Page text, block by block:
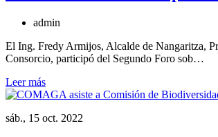
admin
El Ing. Fredy Armijos, Alcalde de Nangaritza,
Consorcio, participó del Segundo Foro sob…
Leer más
sáb., 15 oct. 2022